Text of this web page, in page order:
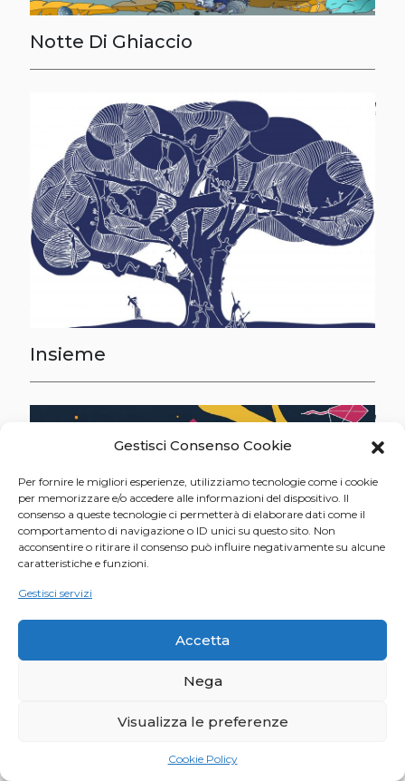
Gestisci Consenso Cookie
Per fornire le migliori esperienze, utilizziamo tecnologie come i cookie
per memorizzare e/o accedere alle informazioni del dispositivo. Il
consenso a queste tecnologie ci permetterà di elaborare dati come il
comportamento di navigazione o ID unici su questo sito. Non
acconsentire o ritirare il consenso può influire negativamente su alcune
caratteristiche e funzioni.
Gestisci servizi
Accetta
Nega
Visualizza le preferenze
Cookie Policy
Notte Di Ghiaccio
Insieme
© 2021 Anna Sutor | All rights reserved | Piazza
cookie policy| privacy policy